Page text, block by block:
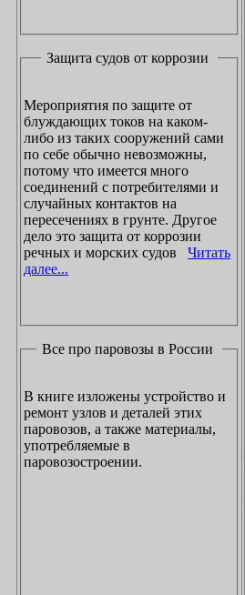
Защита судов от коррозии
Мероприятия по защите от
блуждающих токов на каком-
либо из таких сооружений сами
по себе обычно невозможны,
потому что имеется много
соединений с потребителями и
случайных контактов на
пересечениях в грунте. Другое
дело это защита от коррозии
речных и морских судов Читать
далее...
Все про паровозы в России
В книге изложены устройство и
ремонт узлов и деталей этих
паровозов, а также материалы,
употребляемые в
паровозостроении.